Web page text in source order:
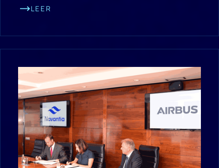
LEER